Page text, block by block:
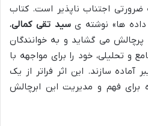
اجتناب ناپذیر است. کتاب
ها» نوشته یسید تقی کمالی،
می گشاید و به خوانندگان
و تحلیلی، خود را برای مواجهه با
آماده سازند. این اثر فراتر از یک
فهم و مدیریت این ابرچالش